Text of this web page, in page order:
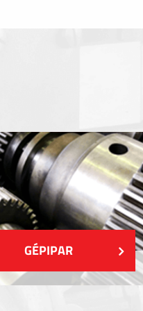
GÉPIPAR